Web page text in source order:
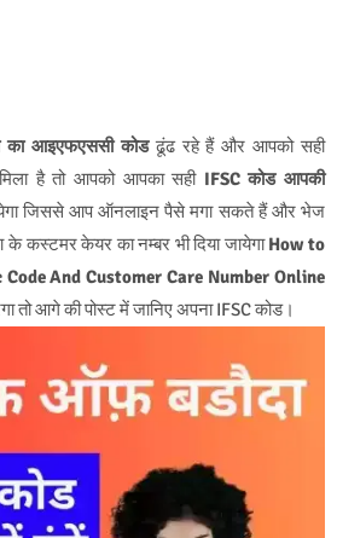
का आइएफएससी कोडढूंढ रहे हैं और आपको सही
है तो आपको आपका सही IFSC कोड आपकी
जिससे आप ऑनलाइन पैसे मगा सकते हैं और भेज
कस्टमर केयर का नम्बर भी दिया जायेगाHow to
And Customer Care Number Online
तो आगे की पोस्ट में जानिए अपना IFSC कोड।